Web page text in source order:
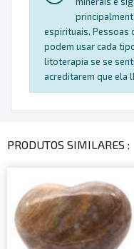
espirituais. Pessoas
podem usar cada
litoterapia se se
acreditarem que ela
PRODUTOS SIMILARES :